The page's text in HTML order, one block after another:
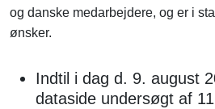
og danske medarbejdere, og er i
ønsker.
Indtil i dag d. 9. august
dataside undersøgt af